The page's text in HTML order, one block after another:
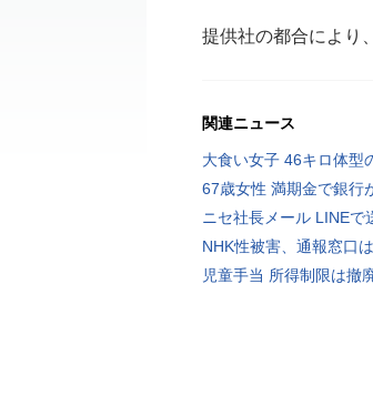
提供社の都合により
関連ニュース
大食い女子 46キロ体型
67歳女性 満期金で銀行
ニセ社長メール LINEで
NHK性被害、通報窓口
児童手当 所得制限は撤